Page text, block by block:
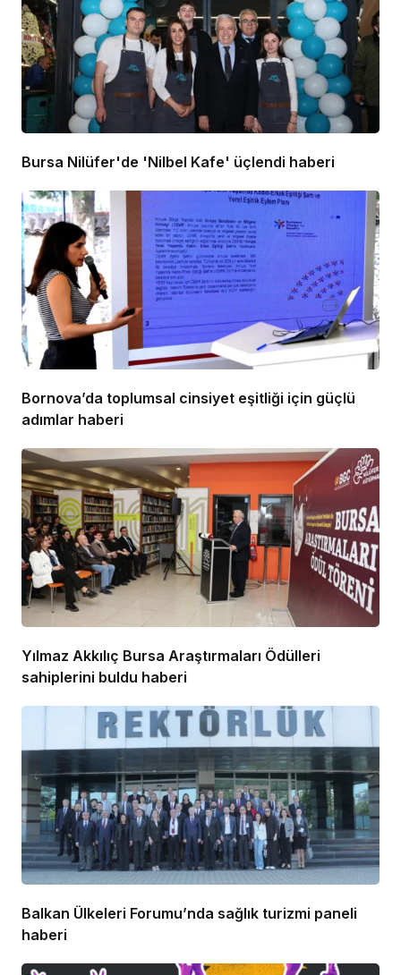
Bursa Nilüfer'de 'Nilbel Kafe' üçlendi haberi
Bornova’da toplumsal cinsiyet eşitliği için güçlü
adımlar haberi
Yılmaz Akkılıç Bursa Araştırmaları Ödülleri
sahiplerini buldu haberi
Balkan Ülkeleri Forumu’nda sağlık turizmi paneli
haberi